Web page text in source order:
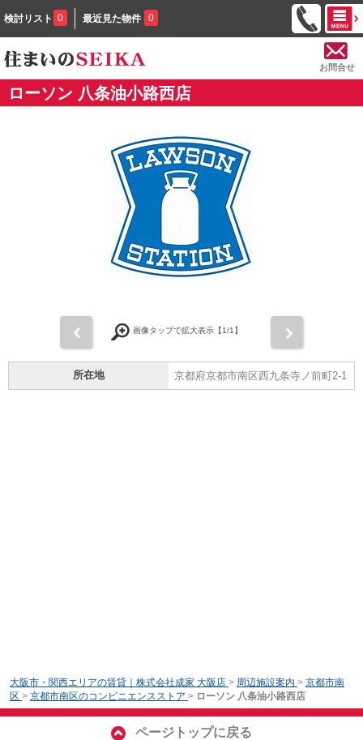
検討リスト 0 最近見た物件 0
お問合せ
ローソン 八条油小路西店
画像タップで拡大表示【1/1】
所在地 京都府京都市南区西九条寺ノ前町2-1
大阪市・関西エリアの賃貸｜株式会社成家 大阪店 > 周辺施設案内 > 京都市南
区 > 京都市南区のコンビニエンスストア > ローソン 八条油小路西店
ページトップに戻る